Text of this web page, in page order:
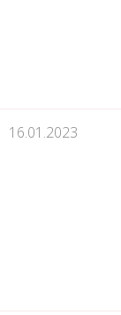
16.01.2023